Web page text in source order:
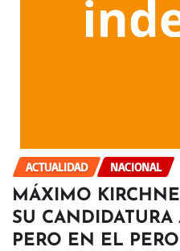
ACTUALIDAD NACIONAL
MÁXIMO
SU
PERO EN EL